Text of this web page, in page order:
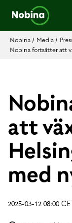
Nobina / Media /
Nobina fortsätter att
att
med
2025-03-12 08:00